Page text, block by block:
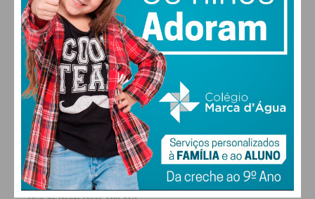
ALTERAR
FARMACIAS DE SERVIÇO EM PAÇOS DE
FERREIRA